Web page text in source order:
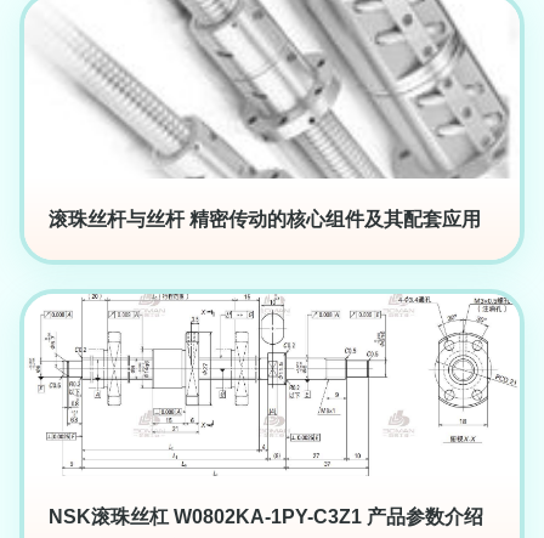
滚珠丝杆与丝杆 精密传动的核心组件及其配套应用
NSK滚珠丝杠 W0802KA-1PY-C3Z1 产品参数介绍